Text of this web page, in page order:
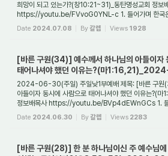
희망이 되고 있는가?(창10:21~31)_동탄명성교회 정보
https://youtu.be/FVvoG0YNL-c 1. 들어가며 한국은
전까지 반만년의 역사를 가진 나라...
Date 2024.07.08 By갈렙 Views 1928
[바른 구원(34)] 예수께서 하나님의 아들이자
태어나셔야 했던 이유는?(마
2024-06-30(주일) 주일낮1부예배 제목: [바른 구원
아들이자 동시에 사람으로 태어나셔야 했던 이유는?(마
정보배목사 https://youtu.be/BVp4dEWnGCs 1. 들
구원을 받을 수 있는가? 사...
Date 2024.06.30 By갈렙 Views 2283
[바른 구원(28)] 한 분 하나님이신 주 예수님에